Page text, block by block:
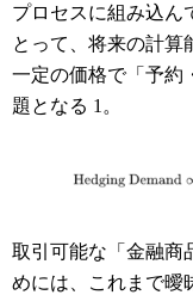
プロセスに組み込ん
とって、将来の計算
一定の価格で「予約
題となる 1 。
取引可能な「金融商
めには、これまで曖